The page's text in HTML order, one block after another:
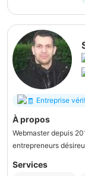
Entreprise
À propos
Webmaster depuis
entrepreneurs
Services